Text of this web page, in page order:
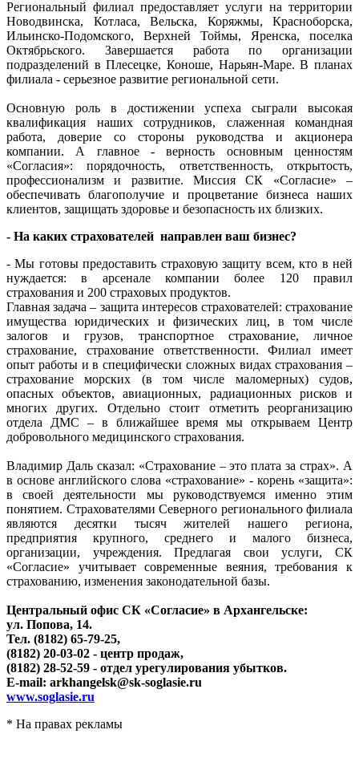
Региональный филиал предоставляет услуги на территории
Новодвинска, Котласа, Вельска, Коряжмы, Красноборска,
Ильинско-Подомского, Верхней Тоймы, Яренска, поселка
Октябрьского. Завершается работа по организации
подразделений в Плесецке, Коноше, Нарьян-Маре. В планах
филиала - серьезное развитие региональной сети.
Основную роль в достижении успеха сыграли высокая
квалификация наших сотрудников, слаженная командная
работа, доверие со стороны руководства и акционера
компании. А главное - верность основным ценностям
«Согласия»: порядочность, ответственность, открытость,
профессионализм и развитие. Миссия СК «Согласие» –
обеспечивать благополучие и процветание бизнеса наших
клиентов, защищать здоровье и безопасность их близких.
- На каких страхователей направлен ваш бизнес?
- Мы готовы предоставить страховую защиту всем, кто в ней
нуждается: в арсенале компании более 120 правил
страхования и 200 страховых продуктов.
Главная задача – защита интересов страхователей: страхование
имущества юридических и физических лиц, в том числе
залогов и грузов, транспортное страхование, личное
страхование, страхование ответственности. Филиал имеет
опыт работы и в специфически сложных видах страхования –
страхование морских (в том числе маломерных) судов,
опасных объектов, авиационных, радиационных рисков и
многих других. Отдельно стоит отметить реорганизацию
отдела ДМС – в ближайшее время мы открываем Центр
добровольного медицинского страхования.
Владимир Даль сказал: «Страхование – это плата за страх». А
в основе английского слова «страхование» - корень «защита»:
в своей деятельности мы руководствуемся именно этим
понятием. Страхователями Северного регионального филиала
являются десятки тысяч жителей нашего региона,
предприятия крупного, среднего и малого бизнеса,
организации, учреждения. Предлагая свои услуги, СК
«Согласие» учитывает современные веяния, требования к
страхованию, изменения законодательной базы.
Центральный офис СК «Согласие» в Архангельске:
ул. Попова, 14.
Тел. (8182) 65-79-25,
(8182) 20-03-02 - центр продаж,
(8182) 28-52-59 - отдел урегулирования убытков.
E-mail: arkhangelsk@sk-soglasie.ru
www.soglasie.ru
* На правах рекламы